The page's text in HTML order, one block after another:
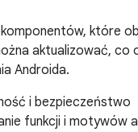
które
aktualizować, co
Androida.
i bezpieczeństwo
funkcji i motywów